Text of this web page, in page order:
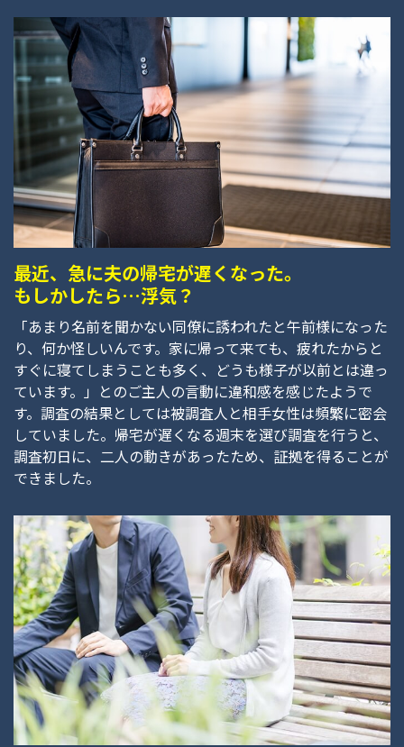
最近、急に夫の帰宅が遅くなった。
もしかしたら…浮気？
「あまり名前を聞かない同僚に誘われたと午前様になった
り、何か怪しいんです。家に帰って来ても、疲れたからと
すぐに寝てしまうことも多く、どうも様子が以前とは違っ
ています。」とのご主人の言動に違和感を感じたようで
す。調査の結果としては被調査人と相手女性は頻繁に密会
していました。帰宅が遅くなる週末を選び調査を行うと、
調査初日に、二人の動きがあったため、証拠を得ることが
できました。